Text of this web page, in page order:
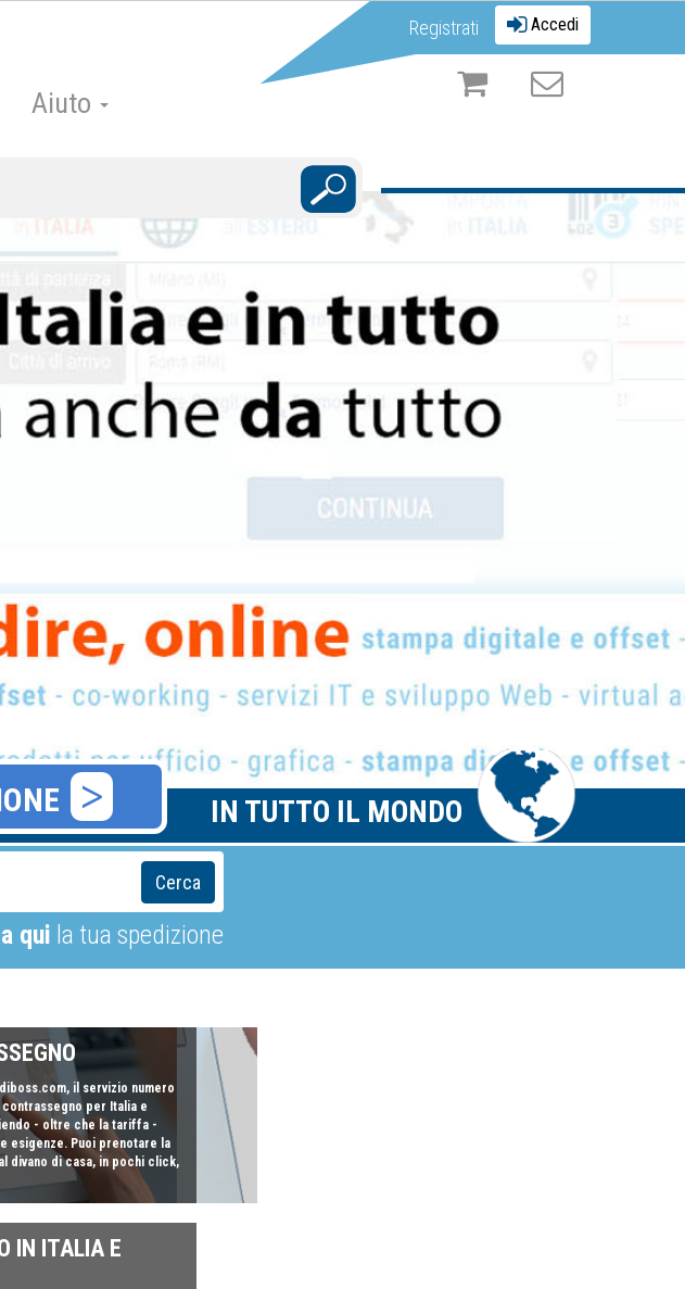
Registrati Accedi
Aiuto
IN TUTTO IL MONDO
Cerca
qui la tua spedizione
il servizio numero
per Italia e
- oltre che la tariffa -
esigenze. Puoi prenotare la
divano di casa, in pochi click,
IN ITALIA E